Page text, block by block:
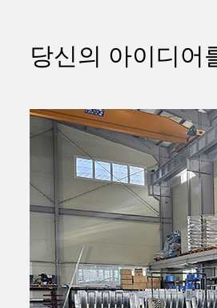
당신의 아이디어